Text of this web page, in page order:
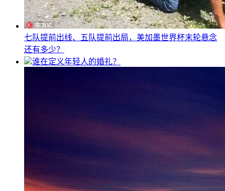
七队提前出线、五队提前出局，美加墨世界杯末轮悬念
还有多少？
谁在定义年轻人的婚礼？